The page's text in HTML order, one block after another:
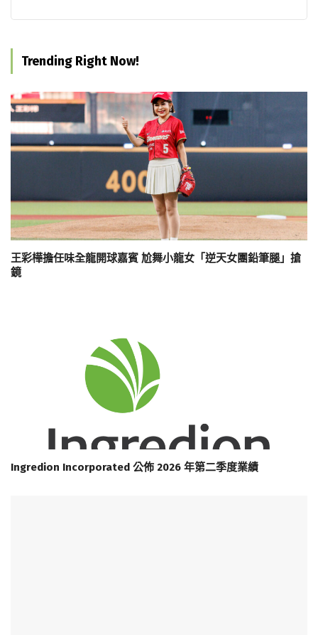
Trending Right Now!
王彩樺擔任味全龍開球嘉賓 尬舞小龍女「逆天女團鉛筆腿」搶
鏡
Ingredion Incorporated 公佈 2026 年第二季度業績